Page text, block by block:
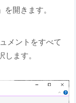
開きます。
メントをすべて
ます。